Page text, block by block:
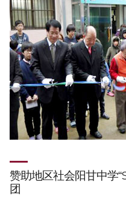
赞助地区社会阳甘中学
团